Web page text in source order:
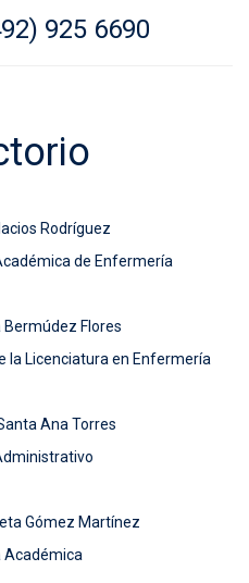
925 6690
Rodríguez
de Enfermería
Bermúdez Flores
la Licenciatura en Enfermería
Ana Torres
Gómez Martínez
Académica